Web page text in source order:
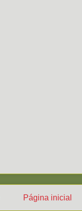
Página inicial